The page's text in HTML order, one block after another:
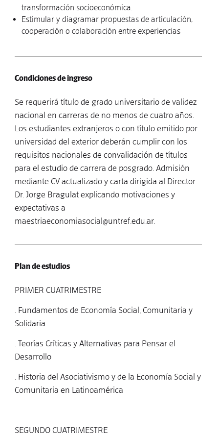
transformación socioeconómica.
Estimular y diagramar propuestas de articulación,
cooperación o colaboración entre experiencias
Condiciones de ingreso
Se requerirá título de grado universitario de validez
nacional en carreras de no menos de cuatro años.
Los estudiantes extranjeros o con título emitido por
universidad del exterior deberán cumplir con los
requisitos nacionales de convalidación de títulos
para el estudio de carrera de posgrado. Admisión
mediante CV actualizado y carta dirigida al Director
Dr. Jorge Bragulat explicando motivaciones y
expectativas a
maestriaeconomiasocial@untref.edu.ar.
Plan de estudios
PRIMER CUATRIMESTRE
. Fundamentos de Economía Social, Comunitaria y
Solidaria
. Teorías Críticas y Alternativas para Pensar el
Desarrollo
. Historia del Asociativismo y de la Economía Social y
Comunitaria en Latinoamérica
SEGUNDO CUATRIMESTRE